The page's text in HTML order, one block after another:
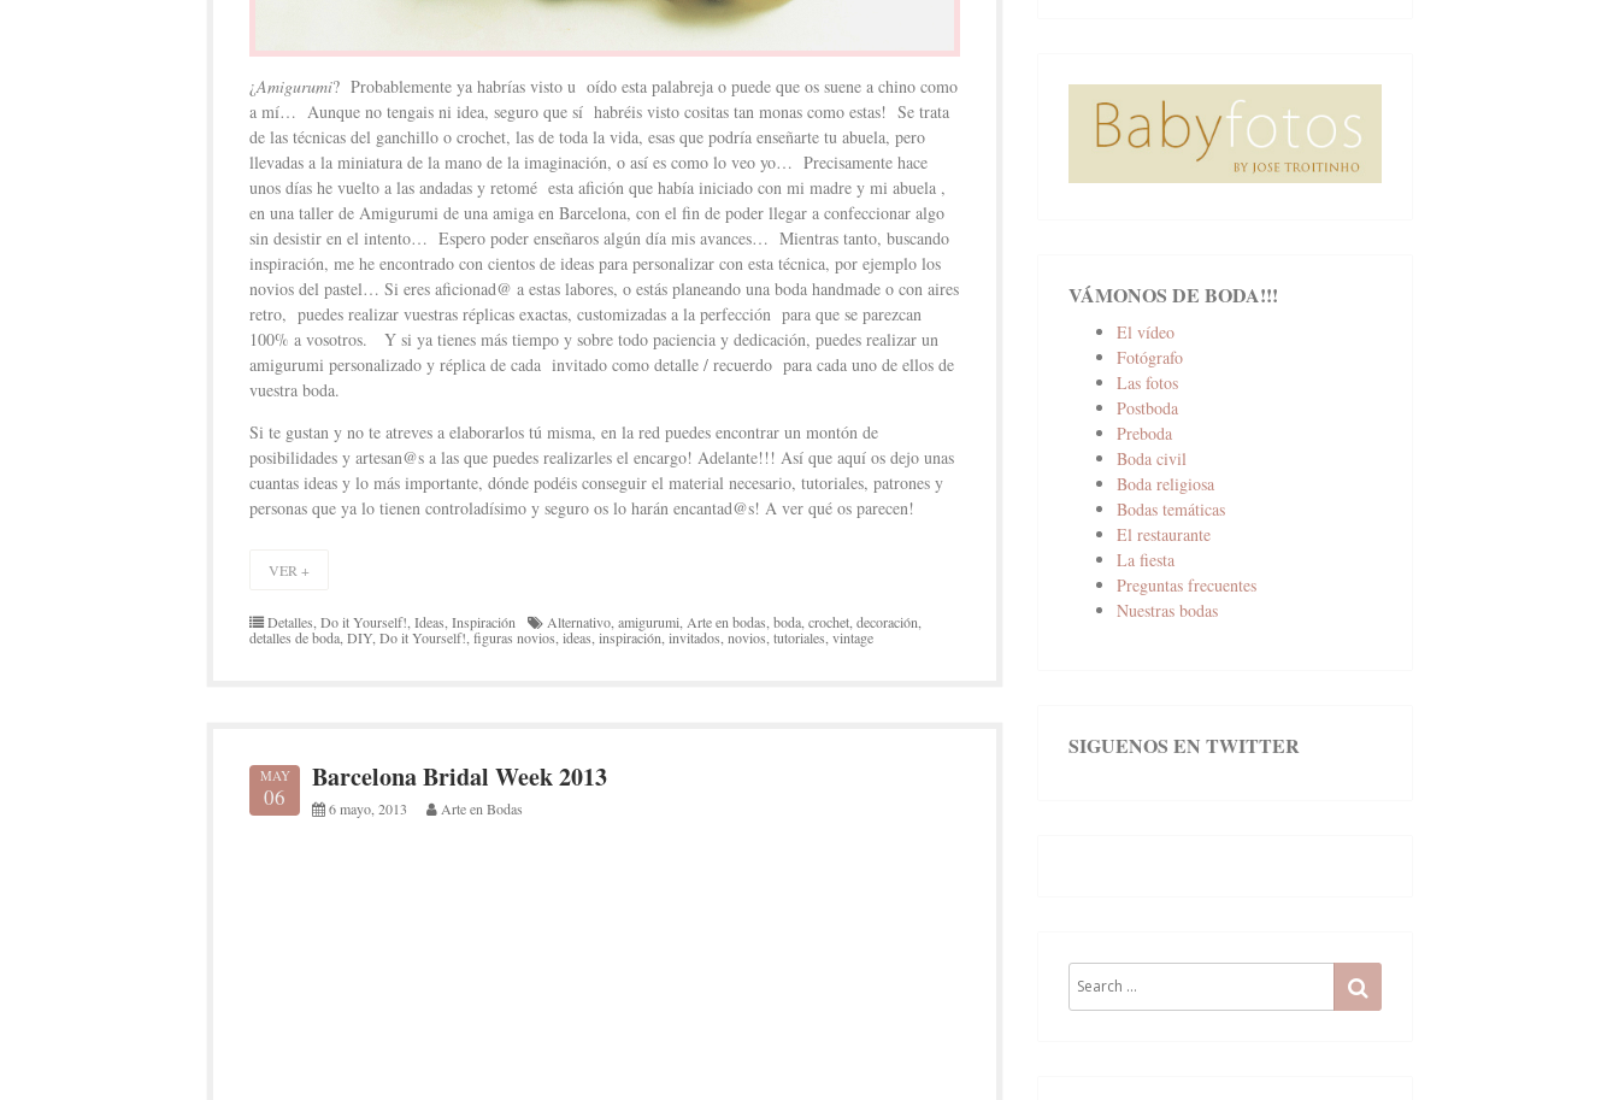
¿Amigurumi? Probablemente ya habrías visto u oído esta palabreja o puede que os suene a chino como
a mí… Aunque no tengais ni idea, seguro que sí habréis visto cositas tan monas como estas! Se trata
de las técnicas del ganchillo o crochet, las de toda la vida, esas que podría enseñarte tu abuela, pero
llevadas a la miniatura de la mano de la imaginación, o así es como lo veo yo… Precisamente hace
unos días he vuelto a las andadas y retomé esta afición que había iniciado con mi madre y mi abuela ,
en una taller de Amigurumi de una amiga en Barcelona, con el fin de poder llegar a confeccionar algo
sin desistir en el intento… Espero poder enseñaros algún día mis avances… Mientras tanto, buscando
inspiración, me he encontrado con cientos de ideas para personalizar con esta técnica, por ejemplo los
novios del pastel… Si eres aficionad@ a estas labores, o estás planeando una boda handmade o con aires
retro, puedes realizar vuestras réplicas exactas, customizadas a la perfección para que se parezcan
100% a vosotros. Y si ya tienes más tiempo y sobre todo paciencia y dedicación, puedes realizar un
amigurumi personalizado y réplica de cada invitado como detalle / recuerdo para cada uno de ellos de
vuestra boda.
Si te gustan y no te atreves a elaborarlos tú misma, en la red puedes encontrar un montón de
posibilidades y artesan@s a las que puedes realizarles el encargo! Adelante!!! Así que aquí os dejo unas
cuantas ideas y lo más importante, dónde podéis conseguir el material necesario, tutoriales, patrones y
personas que ya lo tienen controladísimo y seguro os lo harán encantad@s! A ver qué os parecen!
VER +
Detalles Do it Yourself! Ideas Inspiración Alternativo amigurumi Arte en bodas boda crochet decoración
detalles de boda DIY Do it Yourself! ,figuras novios ideas inspiración invitados novios tutoriales vintage
MAY
06
Barcelona Bridal Week 2013
6 mayo, 2013 Arte en Bodas
VÁMONOS DE BODA!!!
El vídeo
Fotógrafo
Las fotos
Postboda
Preboda
Boda civil
Boda religiosa
Bodas temáticas
El restaurante
La fiesta
Preguntas frecuentes
Nuestras bodas
SIGUENOS EN TWITTER
for: